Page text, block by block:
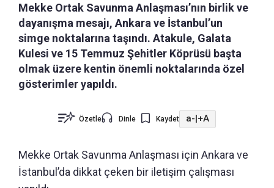
Mekke Ortak Savunma Anlaşması’nın birlik ve
dayanışma mesajı, Ankara ve İstanbul’un
simge noktalarına taşındı. Atakule, Galata
Kulesi ve 15 Temmuz Şehitler Köprüsü başta
olmak üzere kentin önemli noktalarında özel
gösterimler yapıldı.
Özetle Dinle Kaydet a- +A
Mekke Ortak Savunma Anlaşması için Ankara ve
İstanbul’da dikkat çeken bir iletişim çalışması